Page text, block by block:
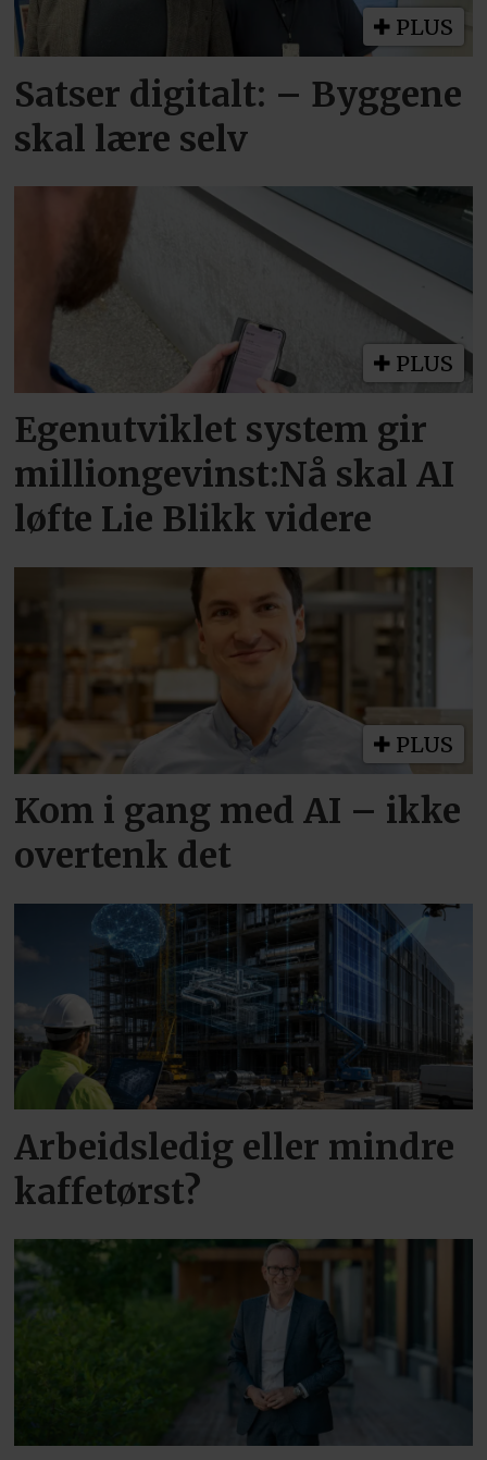
PLUS
Satser digitalt: – Byggene
skal lære selv
PLUS
Egenutviklet system gir
milliongevinst:Nå skal AI
løfte Lie Blikk videre
PLUS
Kom i gang med AI – ikke
overtenk det
Arbeidsledig eller mindre
kaffetørst?